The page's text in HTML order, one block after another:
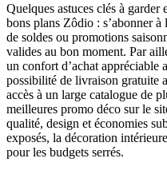
Quelques astuces clés à
bons plans Zôdio : s’abonner
de soldes ou promotions
valides au bon moment. Par
un confort d’achat appréciable
possibilité de livraison gratuite
accès à un large catalogue de
meilleures promo déco sur le
qualité, design et économies
exposés, la décoration
pour les budgets serrés.